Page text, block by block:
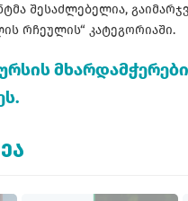
შესაძლებელია,
რჩეულის“ კატეგორიაში.